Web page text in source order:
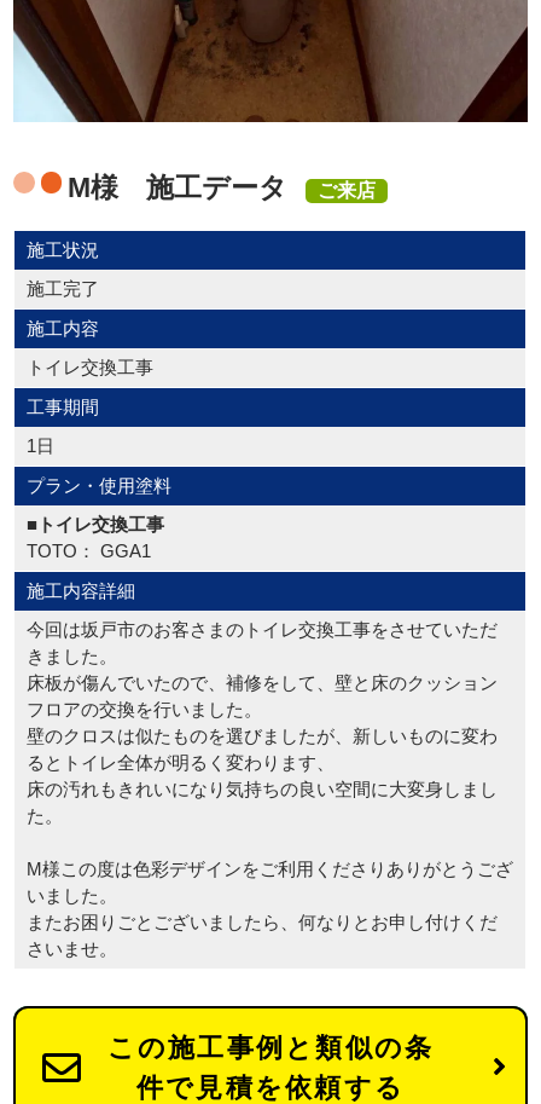
M様 施工データ ご来店
施工状況
施工完了
施工内容
トイレ交換工事
工事期間
1日
プラン・使用塗料
■トイレ交換工事
TOTO： GGA1
施工内容詳細
今回は坂戸市のお客さまのトイレ交換工事をさせていただ
きました。
床板が傷んでいたので、補修をして、壁と床のクッション
フロアの交換を行いました。
壁のクロスは似たものを選びましたが、新しいものに変わ
るとトイレ全体が明るく変わります、
床の汚れもきれいになり気持ちの良い空間に大変身しまし
た。
M様この度は色彩デザインをご利用くださりありがとうござ
いました。
またお困りごとございましたら、何なりとお申し付けくだ
さいませ。
この施工事例と類似の条
件で見積を依頼する